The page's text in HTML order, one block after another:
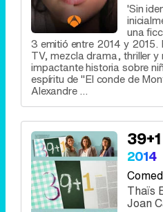
'Sin
una
3 emitió entre 2014 y 2015.
TV, mezcla drama, thriller y
impactante historia sobre
espíritu de "El conde de
Alexandre ...
39+1
2014
Thaïs
Joan